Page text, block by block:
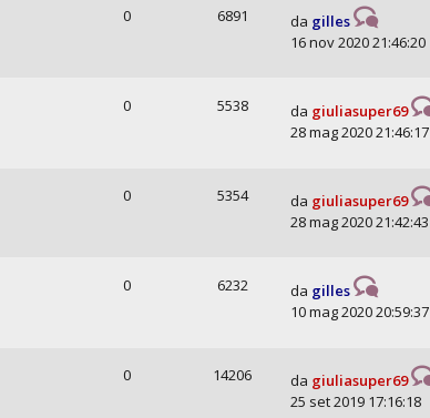
0 6891 da gilles
16 nov 2020 21:46:20
0 5538 da giuliasuper69
28 mag 2020 21:46:17
0 5354 da giuliasuper69
28 mag 2020 21:42:43
0 6232 da gilles
10 mag 2020 20:59:37
0 14206 da giuliasuper69
25 set 2019 17:16:18